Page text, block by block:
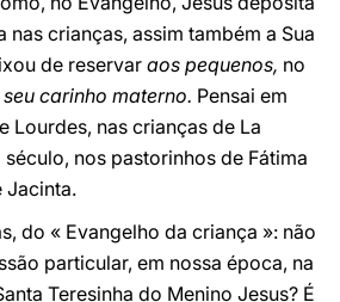
crianças, assim também a Sua
de reservar aos pequenos, no
carinho materno. Pensai em
Lourdes, nas crianças de La
século, nos pastorinhos de Fátima
Jacinta.
do « Evangelho da criança »: não
particular, em nossa época, na
Teresinha do Menino Jesus? É